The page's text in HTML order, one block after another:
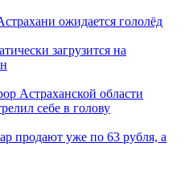
ожидается гололёд
загрузится на
Астраханской области
себе в голову
продают уже по 63 рубля, а